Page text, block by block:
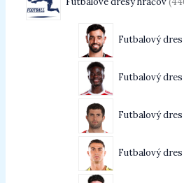
Futbalový
Futbalový dres
Futbalový
Futbalový